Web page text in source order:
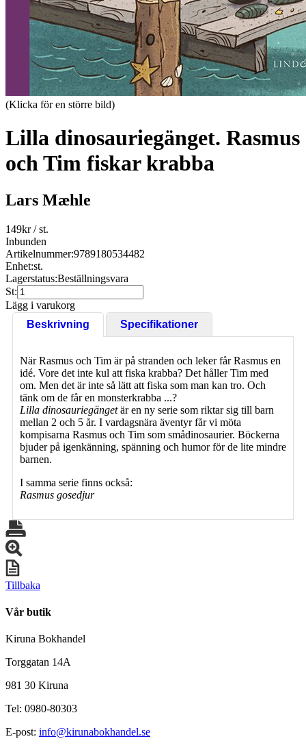
(Klicka för en större bild)
Lilla dinosauriegänget. Rasmus
och Tim fiskar krabba
Lars Mæhle
149kr/ st.
Inbunden
Artikelnummer:9789180534482
Enhet:st.
Lagerstatus:Beställningsvara
St:
Lägg i varukorg
Beskrivning
Specifikationer
När Rasmus och Tim är på stranden och leker får Rasmus en
idé. Vore det inte kul att fiska krabba? Det håller Tim med
om. Men det är inte så lätt att fiska som man kan tro. Och
tänk om de får en monsterkrabba ...?
Lilla dinosauriegängetär en ny serie som riktar sig till barn
mellan 2 och 5 år. I vardagsnära äventyr får vi möta
kompisarna Rasmus och Tim som smådinosaurier. Böckerna
bjuder på igenkänning, spänning och humor för de lite mindre
barnen.
I samma serie finns också:
Rasmus gosedjur
Tillbaka
Vår butik
Kiruna Bokhandel
Torggatan 14A
981 30 Kiruna
Tel: 0980-80303
E-post: info@kirunabokhandel.se